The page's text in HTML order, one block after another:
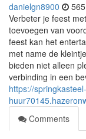
danielgn8900
Verbeter je feest
toevoegen van
feest kan het
met name de
bieden niet alleen
verbinding in een
https://
Comments